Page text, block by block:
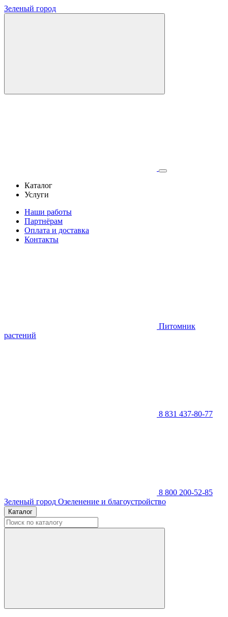
Зеленый город
Каталог
Услуги
Наши работы
Партнёрам
Оплата и доставка
Контакты
Питомник
растений
8 831 437-80-77
8 800 200-52-85
Зеленый город Озеленение и благоустройство
Каталог